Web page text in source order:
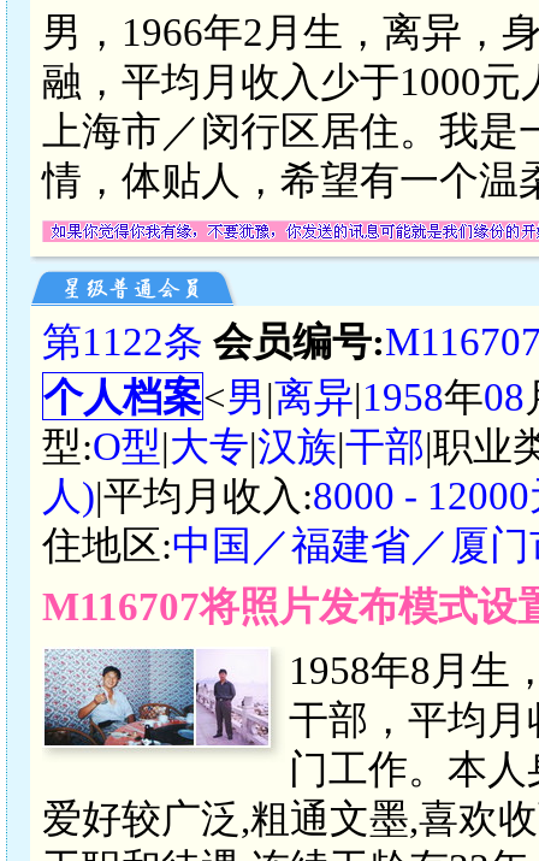
男，1966年2月生，离异，
融，平均月收入少于1000
上海市／闵行区居住。我
情，体贴人，希望有一个温
第1122条 会员编号:
个人档案<男|离异|1958年08
型:O型|大专|汉族|干部|职业
人)|平均月收入:8000 -
住地区:中国／福建省／厦
M116707将照片发布模式
1958年8月生
干部，平均月
门工作。本
爱好较广泛,粗通文墨,喜欢